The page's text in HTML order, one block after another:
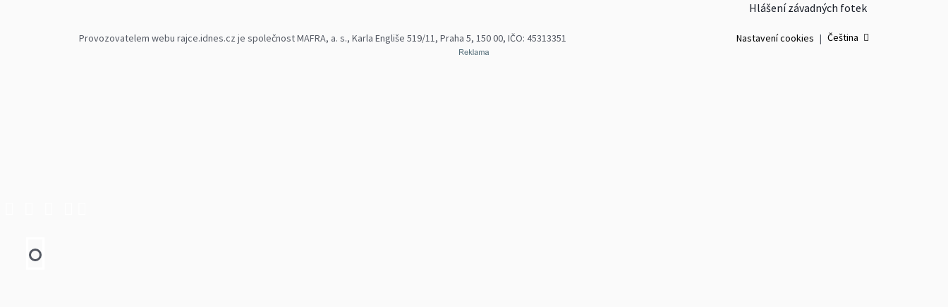
Hlášení závadných fotek
Provozovatelem webu rajce.idnes.cz je společnost MAFRA, a. s., Karla Engliše 519/11, Praha 5, 150 00, IČO: 45313351 Nastavení cookies | Čeština